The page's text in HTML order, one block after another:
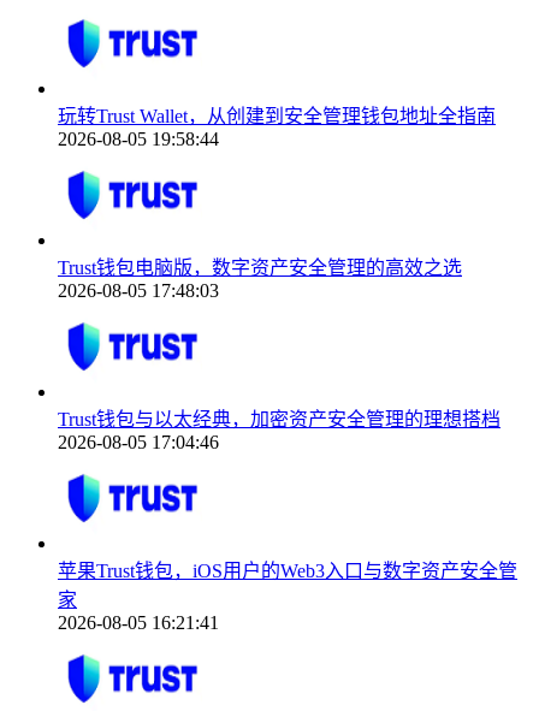
玩转Trust Wallet，从创建到安全管理钱包地址全指南
2026-08-05 19:58:44
Trust钱包电脑版，数字资产安全管理的高效之选
2026-08-05 17:48:03
Trust钱包与以太经典，加密资产安全管理的理想搭档
2026-08-05 17:04:46
苹果Trust钱包，iOS用户的Web3入口与数字资产安全管
家
2026-08-05 16:21:41